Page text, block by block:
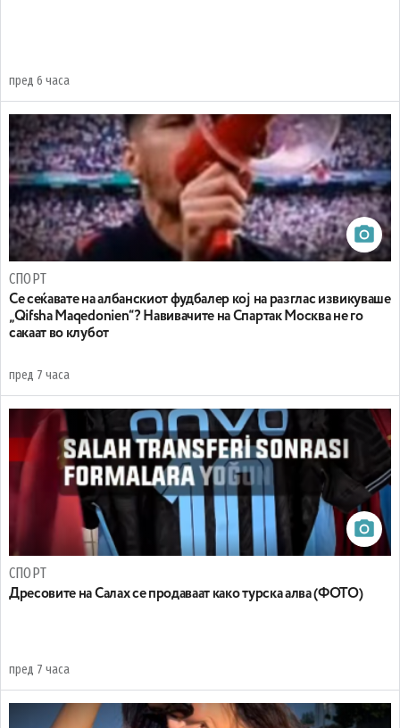
пред 6 часа
СПОРТ
Се сеќавате на албанскиот фудбалер кој на разглас извикуваше
„Qifsha Maqedonien“? Навивачите на Спартак Москва не го
сакаат во клубот
пред 7 часа
СПОРТ
Дресовите на Салах се продаваат како турска алва (ФОТО)
пред 7 часа